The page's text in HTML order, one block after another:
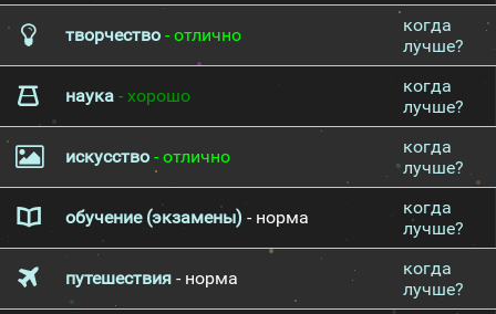
творчество - отлично
когда
лучше?
наука - хорошо
когда
лучше?
искусство - отлично
когда
лучше?
обучение (экзамены) - норма
когда
лучше?
путешествия - норма
когда
лучше?